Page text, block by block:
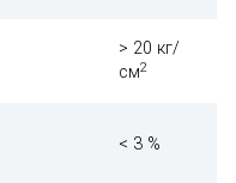
> 20 кг/
см2
< 3 %